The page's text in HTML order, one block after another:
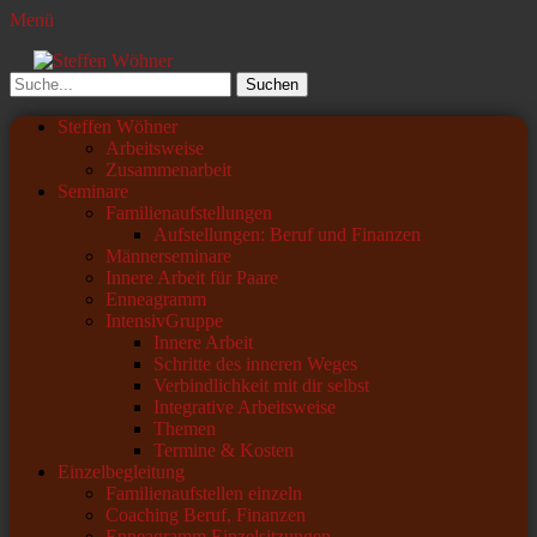
Menü
Steffen Wöhner
Lehrer und Seminarleiter
Suchen
nach:
Primäres
Zum
Steffen Wöhner
Arbeitsweise
Zusammenarbeit
Seminare
Familienaufstellungen
Aufstellungen: Beruf und Finanzen
Männerseminare
Innere Arbeit für Paare
Enneagramm
IntensivGruppe
Innere Arbeit
Schritte des inneren Weges
Verbindlichkeit mit dir selbst
Integrative Arbeitsweise
Themen
Termine & Kosten
Einzelbegleitung
Familienaufstellen einzeln
Coaching Beruf, Finanzen